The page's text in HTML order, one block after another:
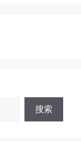
搜索